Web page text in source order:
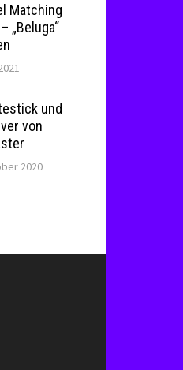
Matching
„Beluga“
und
von
2020